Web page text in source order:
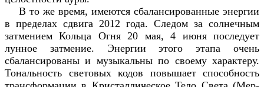
В то же время, имеются сбалансированные энергии
в пределах сдвига 2012 года. Следом за солнечным
затмением Кольца Огня 20 мая, 4 июня последует
лунное затмение. Энергии этого этапа очень
сбалансированы и музыкальны по своему характеру.
Тональность световых кодов повышает способность